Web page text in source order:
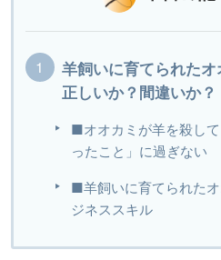
羊飼いに育てられた
正しいか？間違いか？
■オオカミが羊を殺し
ったこと」に過ぎない
■羊飼いに育てられた
ジネススキル